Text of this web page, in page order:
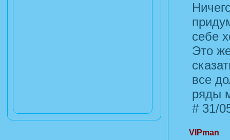
себе
Это
все
ряды
#31/
VIPman